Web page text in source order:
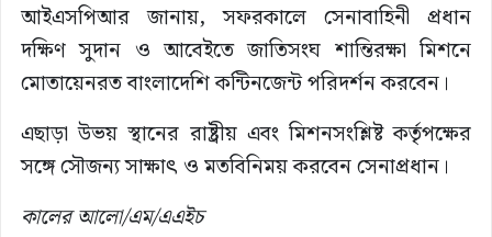
আইএসপিআর জানায়, সফরকালে সেনাবাহিনী প্রধান
দক্ষিণ সুদান ও আবেইতে জাতিসংঘ শান্তিরক্ষা মিশনে
মোতায়েনরত বাংলাদেশি কন্টিনজেন্ট পরিদর্শন করবেন।
এছাড়া উভয় স্থানের রাষ্ট্রীয় এবং মিশনসংশ্লিষ্ট কর্তৃপক্ষের
সঙ্গে সৌজন্য সাক্ষাৎ ও মতবিনিময় করবেন সেনাপ্রধান।
কালের আলো/এম/এএইচ